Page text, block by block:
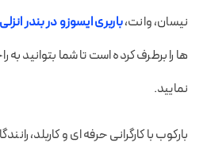
نیسان، وانت،باربری ایسوزو در بندر انزلی
ها را برطرف کرده است تا شما بتوانید به
نمایید.
بارکوب با کارگرانی حرفه ای و کاربلد،